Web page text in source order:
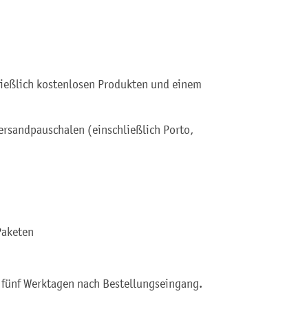
kostenlosen Produkten und einem
(einschließlich Porto,
Werktagen nach Bestellungseingang.